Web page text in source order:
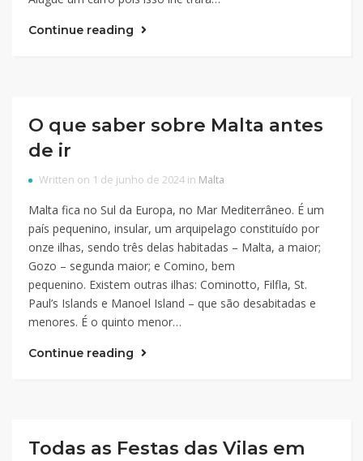
Continue reading
O que saber sobre Malta antes
de ir
Written on 1 de junho de 2024 in Malta
Malta fica no Sul da Europa, no Mar Mediterrâneo. É um
país pequenino, insular, um arquipelago constituído por
onze ilhas, sendo três delas habitadas – Malta, a maior;
Gozo – segunda maior; e Comino, bem
pequenino. Existem outras ilhas: Cominotto, Filfla, St.
Paul’s Islands e Manoel Island – que são desabitadas e
menores. É o quinto menor…
Continue reading
Todas as Festas das Vilas em